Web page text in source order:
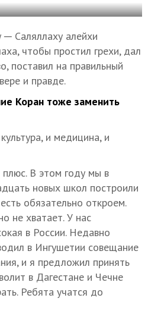
Саляллаху алейхи
чтобы простил грехи, дал
поставил на правильный
и правде.
Коран тоже заменить
и медицина, и
В этом году мы в
новых школ построили
обязательно откроем.
не хватает. У нас
в России. Недавно
в Ингушетии совещание
и я предложил принять
в Дагестане и Чечне
Ребята учатся до